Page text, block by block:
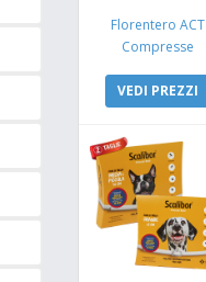
Florentero ACT
Compresse
VEDI PREZZI